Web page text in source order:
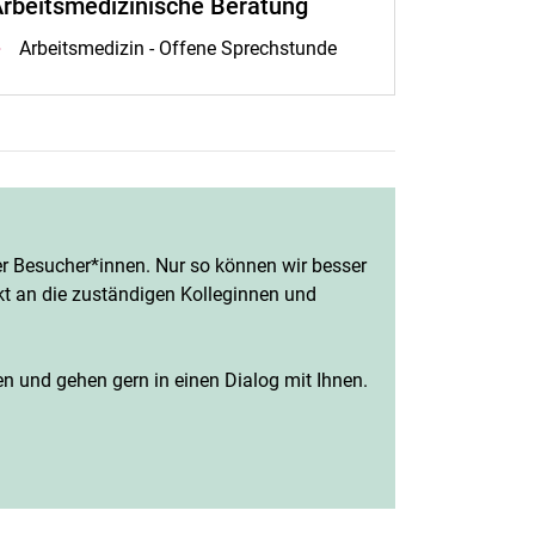
Beratung
Arbeitsmedizin - Offene Sprechstunde
Besucher*innen. Nur so können wir besser
an die zuständigen Kolleginnen und
und gehen gern in einen Dialog mit Ihnen.